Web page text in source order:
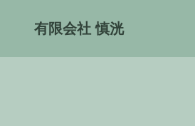
有限会社 慎洸